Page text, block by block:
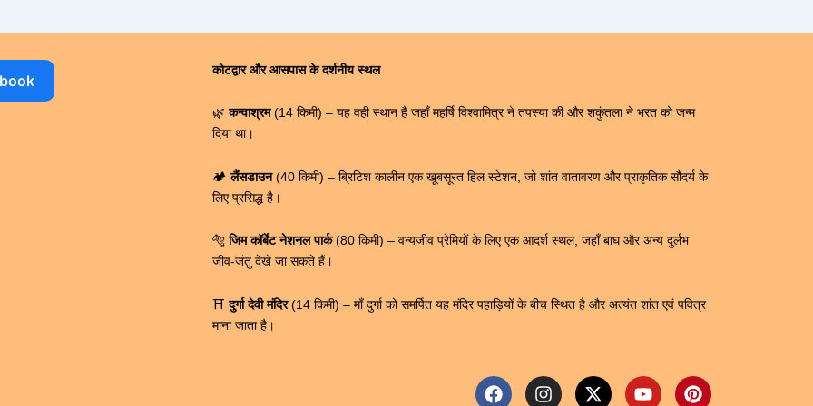
कोटद्वार और आसपास के दर्शनीय स्थल
🌿कन्वाश्रम(14 किमी) – यह वही स्थान है जहाँ महर्षि विश्वामित्र ने तपस्या की और शकुंतला ने भरत को जन्म
दिया था।
🏕️लैंसडाउन(40 किमी) – ब्रिटिश कालीन एक खूबसूरत हिल स्टेशन, जो शांत वातावरण और प्राकृतिक सौंदर्य के
लिए प्रसिद्ध है।
🐅जिम कॉर्बेट नेशनल पार्क(80 किमी) – वन्यजीव प्रेमियों के लिए एक आदर्श स्थल, जहाँ बाघ और अन्य दुर्लभ
जीव-जंतु देखे जा सकते हैं।
⛩दुर्गा देवी मंदिर(14 किमी) – माँ दुर्गा को समर्पित यह मंदिर पहाड़ियों के बीच स्थित है और अत्यंत शांत एवं पवित्र
माना जाता है।
F
I
X
Y
P